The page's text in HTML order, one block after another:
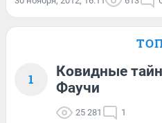
1
Ковидные
Фаучи
25 281 1